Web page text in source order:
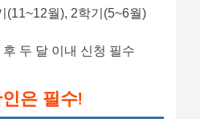
(11~12월), 2학기(5~6월)
후 두 달 이내 신청 필수
은 필수!